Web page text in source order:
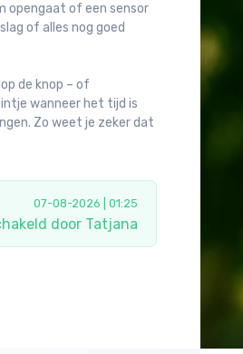
opengaat of een sensor
of alles nog goed
de knop – of
wanneer het tijd is
Zo weet je zeker dat
07-08-2026 | 01:25
door Tatjana